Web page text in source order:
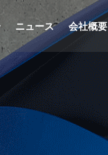
ニュース 会社概要